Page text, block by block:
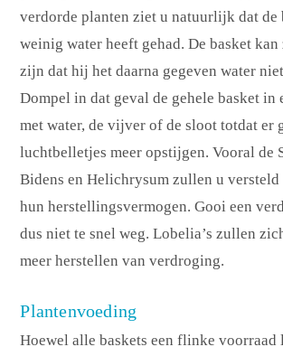
verdorde planten ziet u natuurlijk dat de
weinig water heeft gehad. De basket
zijn dat hij het daarna gegeven water
Dompel in dat geval de gehele basket in
met water, de vijver of de sloot totdat er
luchtbelletjes meer opstijgen. Vooral de
Bidens en Helichrysum zullen u versteld
hun herstellingsvermogen. Gooi een
dus niet te snel weg. Lobelia’s zullen
meer herstellen van verdroging.
Plantenvoeding
Hoewel alle baskets een flinke voorraad